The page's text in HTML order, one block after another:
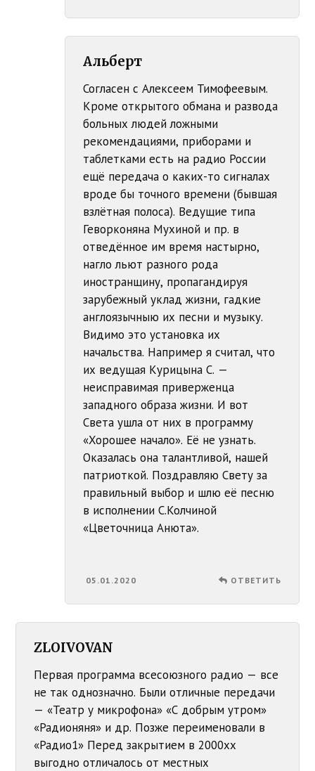
Альберт
Согласен с Алексеем Тимофеевым.
Кроме открытого обмана и развода
больных людей ложными
рекомендациями, приборами и
таблетками есть на радио России
ещё передача о каких-то сигналах
вроде бы точного времени (бывшая
взлётная полоса). Ведущие типа
Геворконяна Мухиной и пр. в
отведённое им время настырно,
нагло льют разного рода
иностранщину, пропагандируя
зарубежный уклад жизни, гадкие
англоязычныю их песни и музыку.
Видимо это установка их
начальства. Например я считал, что
их ведущая Курицына С. —
неисправимая приверженца
западного образа жизни. И вот
Света ушла от них в программу
«Хорошее начало». Её не узнать.
Оказалась она талантливой, нашей
патриоткой. Поздравляю Свету за
правильный выбор и шлю её песню
в исполнении С.Колчиной
«Цветочница Анюта».
05.01.2020 ОТВЕТИТЬ
ZLOIVOVAN
Первая программа всесоюзного радио — все
не так однозначно. Были отличные передачи
— «Театр у микрофона» «С добрым утром»
«Радионяня» и др. Позже переименовали в
«Радио1» Перед закрытием в 2000хх
выгодно отличалось от местных